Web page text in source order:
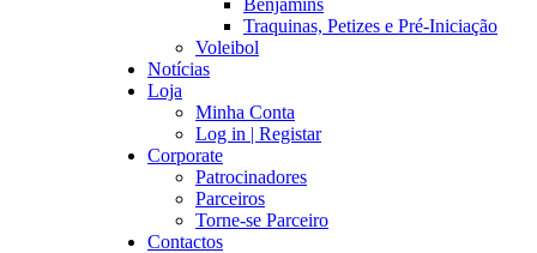
Benjamins
Traquinas, Petizes e Pré-Iniciação
Voleibol
Notícias
Loja
Minha Conta
Log in | Registar
Corporate
Patrocinadores
Parceiros
Torne-se Parceiro
Contactos